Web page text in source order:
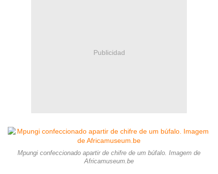
Publicidad
Mpungi confeccionado apartir de chifre de um búfalo. Imagem de
Africamuseum.be